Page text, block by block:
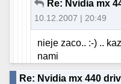
Re: Nvidia mx
10.12.2007 | 20:49
nieje zaco.. :-) ..
nami
Re: Nvidia mx 440